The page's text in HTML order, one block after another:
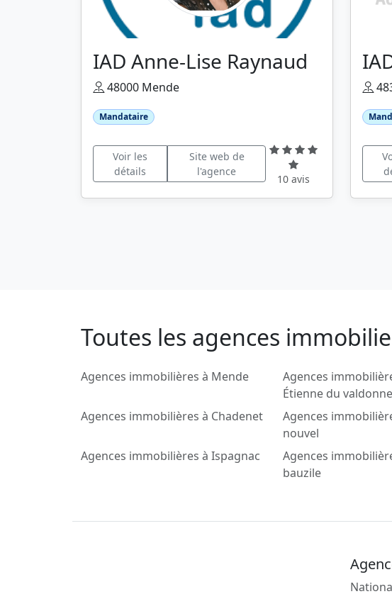
IAD Anne-Lise Raynaud
48000 Mende
Mandataire
Voir les
détails
Site web de
l'agence
10 avis
Toutes les agences
Agences immobilières à Mende
Agences
Étienne du
Agences immobilières à Chadenet
Agences
nouvel
Agences immobilières à Ispagnac
Agences
bauzile